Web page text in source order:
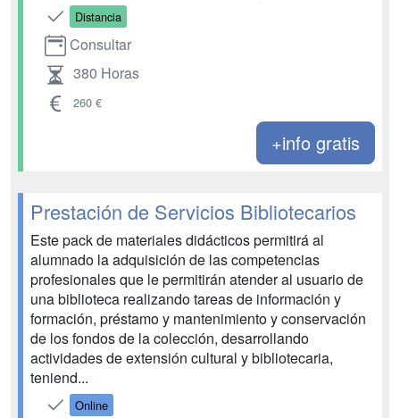
Distancia
Consultar
380 Horas
260 €
+info gratis
Prestación de Servicios Bibliotecarios
Este pack de materiales didácticos permitirá al
alumnado la adquisición de las competencias
profesionales que le permitirán atender al usuario de
una biblioteca realizando tareas de información y
formación, préstamo y mantenimiento y conservación
de los fondos de la colección, desarrollando
actividades de extensión cultural y bibliotecaria,
teniend...
Online